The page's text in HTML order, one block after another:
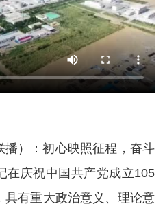
播）：初心映照征程，奋斗
在庆祝中国共产党成立105
具有重大政治意义、理论意